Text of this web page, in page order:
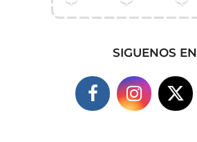
SIGUENOS EN